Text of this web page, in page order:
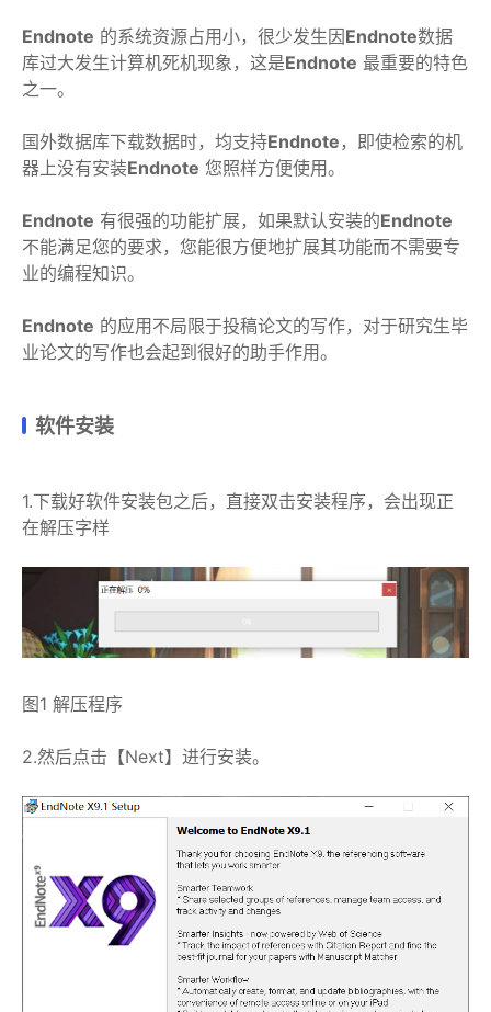
Endnote 的系统资源占用小，很少发生因Endnote数据
库过大发生计算机死机现象，这是Endnote 最重要的特色
之一。
国外数据库下载数据时，均支持Endnote ，即使检索的机
器上没有安装Endnote 您照样方便使用。
Endnote 有很强的功能扩展，如果默认安装的Endnote
不能满足您的要求，您能很方便地扩展其功能而不需要专
业的编程知识。
Endnote 的应用不局限于投稿论文的写作，对于研究生毕
业论文的写作也会起到很好的助手作用。
软件安装
1.下载好软件安装包之后，直接双击安装程序，会出现正
在解压字样
图1 解压程序
2.然后点击【Next】进行安装。